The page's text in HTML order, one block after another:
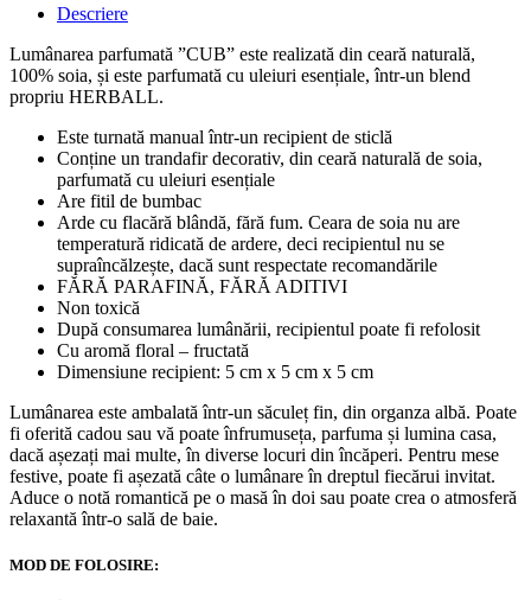
Descriere
Lumânarea parfumată ”CUB” este realizată din ceară naturală,
100% soia, și este parfumată cu uleiuri esențiale, într-un blend
propriu HERBALL.
Este turnată manual într-un recipient de sticlă
Conține un trandafir decorativ, din ceară naturală de soia,
parfumată cu uleiuri esențiale
Are fitil de bumbac
Arde cu flacără blândă, fără fum. Ceara de soia nu are
temperatură ridicată de ardere, deci recipientul nu se
supraîncălzește, dacă sunt respectate recomandările
FĂRĂ PARAFINĂ, FĂRĂ ADITIVI
Non toxică
După consumarea lumânării, recipientul poate fi refolosit
Cu aromă floral – fructată
Dimensiune recipient: 5 cm x 5 cm x 5 cm
Lumânarea este ambalată într-un săculeț fin, din organza albă. Poate
fi oferită cadou sau vă poate înfrumuseța, parfuma și lumina casa,
dacă așezați mai multe, în diverse locuri din încăperi. Pentru mese
festive, poate fi așezată câte o lumânare în dreptul fiecărui invitat.
Aduce o notă romantică pe o masă în doi sau poate crea o atmosferă
relaxantă într-o sală de baie.
MOD DE FOLOSIRE: